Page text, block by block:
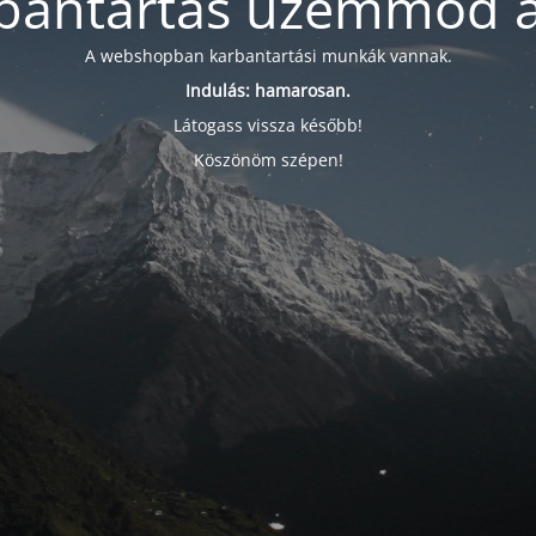
A webshopban karbantartási munkák vannak.
Indulás: hamarosan.
Látogass vissza később!
Köszönöm szépen!